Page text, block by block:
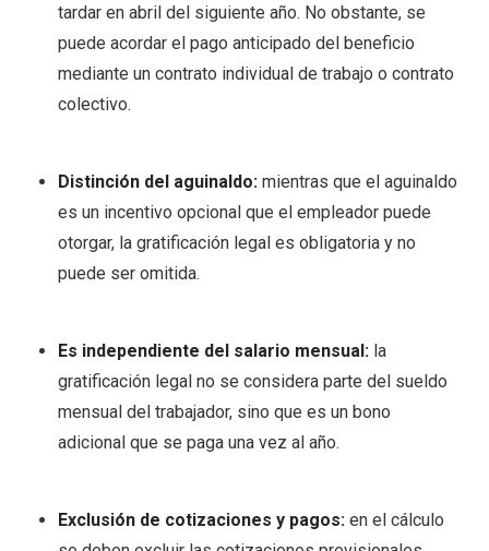
tardar en abril del siguiente año. No obstante, se
puede acordar el pago anticipado del beneficio
mediante un contrato individual de trabajo o contrato
colectivo.
Distinción del aguinaldo: mientras que el aguinaldo
es un incentivo opcional que el empleador puede
otorgar, la gratificación legal es obligatoria y no
puede ser omitida.
Es independiente del salario mensual: la
gratificación legal no se considera parte del sueldo
mensual del trabajador, sino que es un bono
adicional que se paga una vez al año.
Exclusión de cotizaciones y pagos: en el cálculo